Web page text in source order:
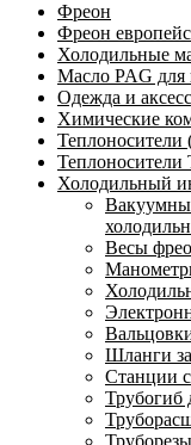
Фреон
Фреон
Холодильные
Масло PAG для
Одежда и
Химические
Холодильный
Весы
Шланги
Станции
Трубогиб